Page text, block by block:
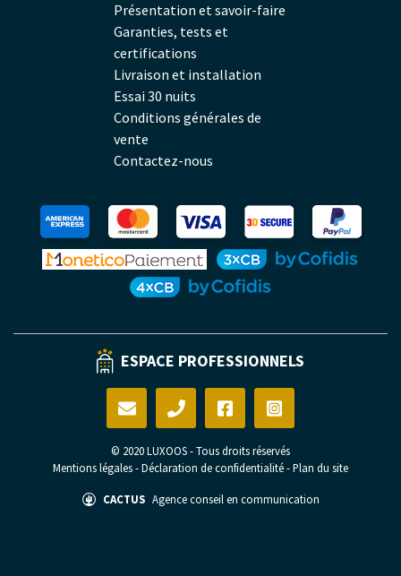
Présentation et savoir-faire
Garanties, tests et
certifications
Livraison et installation
Essai 30 nuits
Conditions générales de
vente
Contactez-nous
ESPACE PROFESSIONNELS
© 2020 LUXOOS - Tous droits réservés
Mentions légales-Déclaration de confidentialité-Plan du site
CACTUS Agence conseil en communication